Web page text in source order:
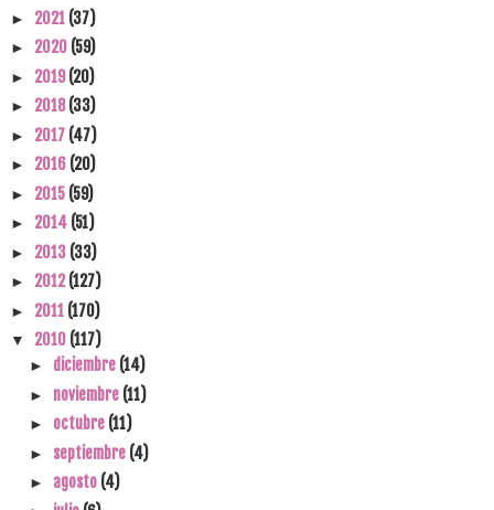
► 2021 (37)
► 2020 (59)
► 2019(20)
► 2018(33)
► 2017 (47)
► 2016 (20)
► 2015 (59)
► 2014 (51)
► 2013 (33)
► 2012(127)
► 2011 (170)
▼ 2010 (117)
► diciembre (14)
► noviembre (11)
► octubre (11)
► septiembre (4)
► agosto (4)